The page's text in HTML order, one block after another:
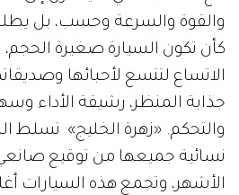
والقوة والسرعة وحسب، بل
كأن تكون السيارة صغيرة الحجم،
الاتساع لتتسع لأحبائها
جذابة المنظر، رشيقة الأداء
نسائية جميعها من توقيع صانعي
الأشهر، وتجمع هذه السيارات